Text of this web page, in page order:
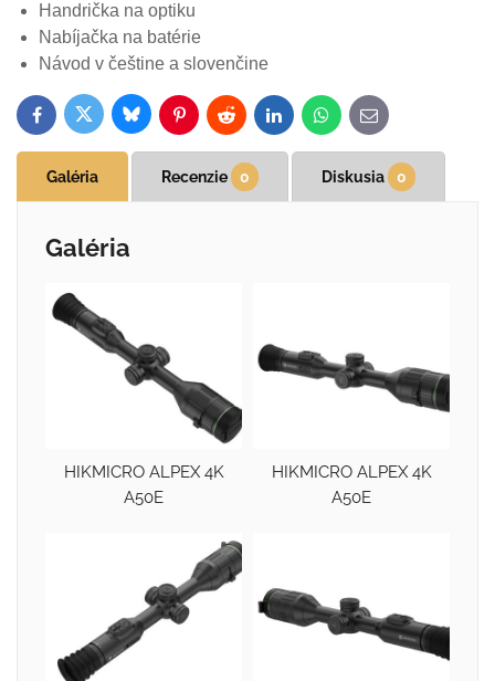
Handrička na optiku
Nabíjačka na batérie
Návod v češtine a slovenčine
FacebookTwitterBlueskyPinterestReddit LinkedInWhatsApp
E-
mail
Galéria Recenzie 0 Diskusia 0
Galéria
HIKMICRO ALPEX 4K
A50E
HIKMICRO ALPEX 4K
A50E